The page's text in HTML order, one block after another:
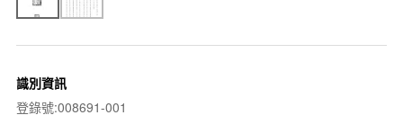
識別資訊
登錄號:008691-001